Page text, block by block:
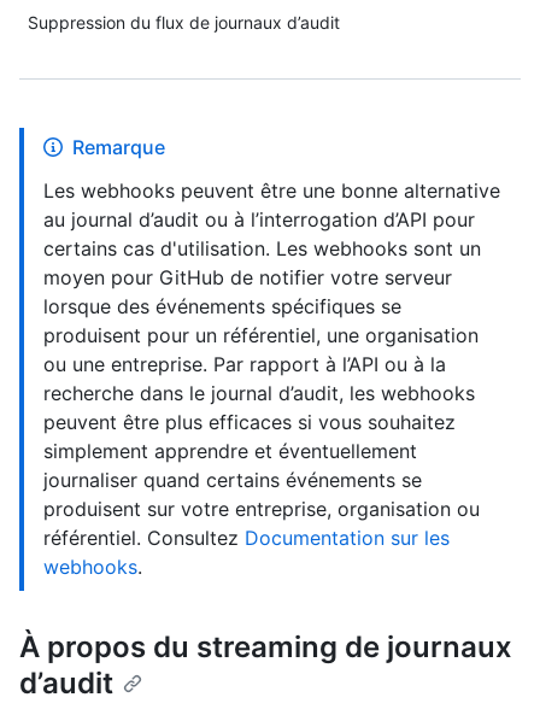
Suppression du flux de journaux d’audit
Remarque
Les webhooks peuvent être une bonne alternative
au journal d’audit ou à l’interrogation d’API pour
certains cas d'utilisation. Les webhooks sont un
moyen pour GitHub de notifier votre serveur
lorsque des événements spécifiques se
produisent pour un référentiel, une organisation
ou une entreprise. Par rapport à l’API ou à la
recherche dans le journal d’audit, les webhooks
peuvent être plus efficaces si vous souhaitez
simplement apprendre et éventuellement
journaliser quand certains événements se
produisent sur votre entreprise, organisation ou
référentiel. Consultez Documentation sur les
webhooks.
À propos du streaming de journaux
d’audit